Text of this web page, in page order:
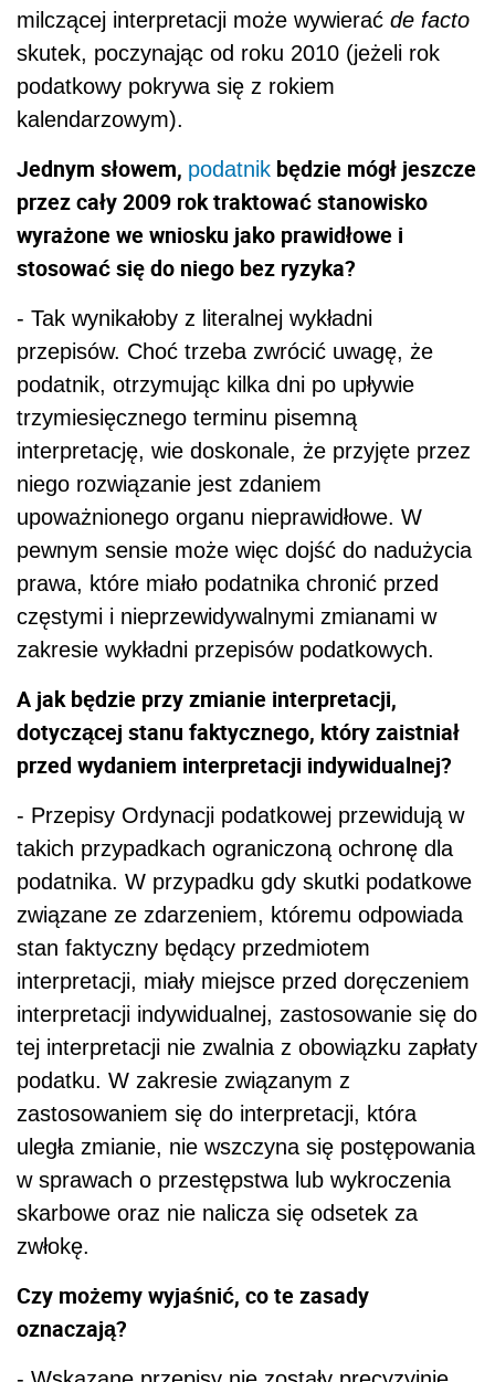
milczącej interpretacji może wywierać de facto
skutek, poczynając od roku 2010 (jeżeli rok
podatkowy pokrywa się z rokiem
kalendarzowym).
Jednym słowem, podatnik będzie mógł jeszcze
przez cały 2009 rok traktować stanowisko
wyrażone we wniosku jako prawidłowe i
stosować się do niego bez ryzyka?
- Tak wynikałoby z literalnej wykładni
przepisów. Choć trzeba zwrócić uwagę, że
podatnik, otrzymując kilka dni po upływie
trzymiesięcznego terminu pisemną
interpretację, wie doskonale, że przyjęte przez
niego rozwiązanie jest zdaniem
upoważnionego organu nieprawidłowe. W
pewnym sensie może więc dojść do nadużycia
prawa, które miało podatnika chronić przed
częstymi i nieprzewidywalnymi zmianami w
zakresie wykładni przepisów podatkowych.
A jak będzie przy zmianie interpretacji,
dotyczącej stanu faktycznego, który zaistniał
przed wydaniem interpretacji indywidualnej?
- Przepisy Ordynacji podatkowej przewidują w
takich przypadkach ograniczoną ochronę dla
podatnika. W przypadku gdy skutki podatkowe
związane ze zdarzeniem, któremu odpowiada
stan faktyczny będący przedmiotem
interpretacji, miały miejsce przed doręczeniem
interpretacji indywidualnej, zastosowanie się do
tej interpretacji nie zwalnia z obowiązku zapłaty
podatku. W zakresie związanym z
zastosowaniem się do interpretacji, która
uległa zmianie, nie wszczyna się postępowania
w sprawach o przestępstwa lub wykroczenia
skarbowe oraz nie nalicza się odsetek za
zwłokę.
Czy możemy wyjaśnić, co te zasady
oznaczają?